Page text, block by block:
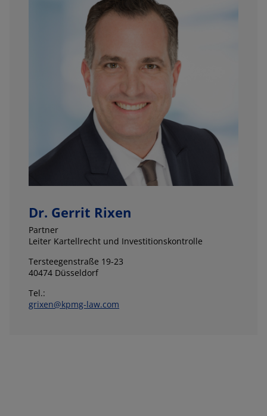
Dr. Gerrit Rixen
Partner
Leiter Kartellrecht und Investitionskontrolle
Tersteegenstraße 19-23
40474 Düsseldorf
Tel.:
grixen@kpmg-law.com